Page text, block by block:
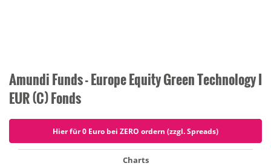
Amundi Funds - Europe Equity Green Technology I
EUR (C) Fonds
Hier für 0 Euro bei ZERO ordern (zzgl. Spreads)
Charts